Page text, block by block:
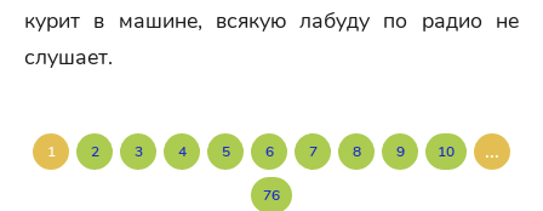
курит в машине, всякую лабуду по радио не
слушает.
1 2 3 4 5 6 7 8 9 10 ...
76